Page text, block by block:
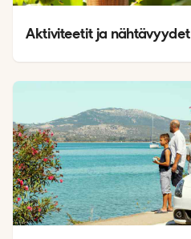
Aktiviteetit ja nähtävyydet